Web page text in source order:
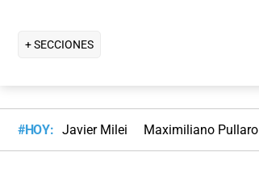
+ SECCIONES
#HOY: Javier Milei Maximiliano Pullaro